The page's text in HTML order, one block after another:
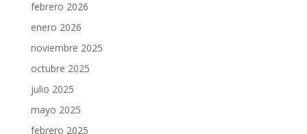
febrero 2026
enero 2026
noviembre 2025
octubre 2025
julio 2025
mayo 2025
febrero 2025